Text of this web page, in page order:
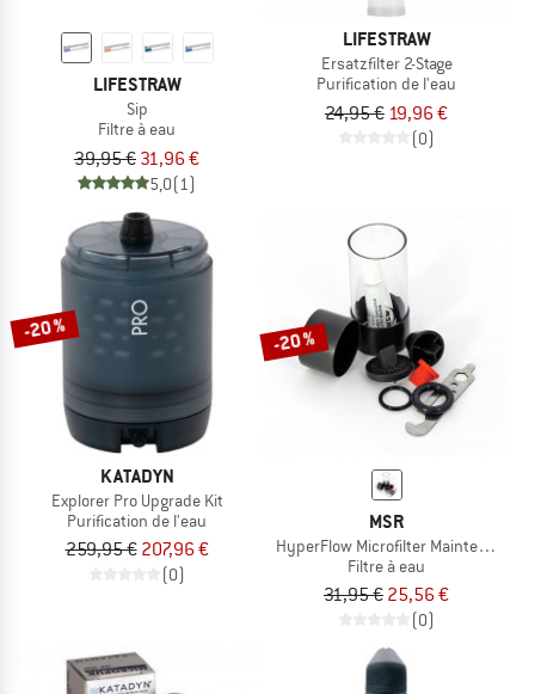
LIFESTRAW
Sip
Filtre à eau
39,95 € 31,96 €
5,0(1)
LIFESTRAW
Ersatzfilter 2-Stage
Purification de l'eau
24,95 € 19,96 €
(0)
-20 %
KATADYN
Explorer Pro Upgrade Kit
Purification de l'eau
259,95 € 207,96 €
(0)
-20 %
MSR
HyperFlow Microfilter Maintenance
Filtre à eau
31,95 € 25,56 €
(0)